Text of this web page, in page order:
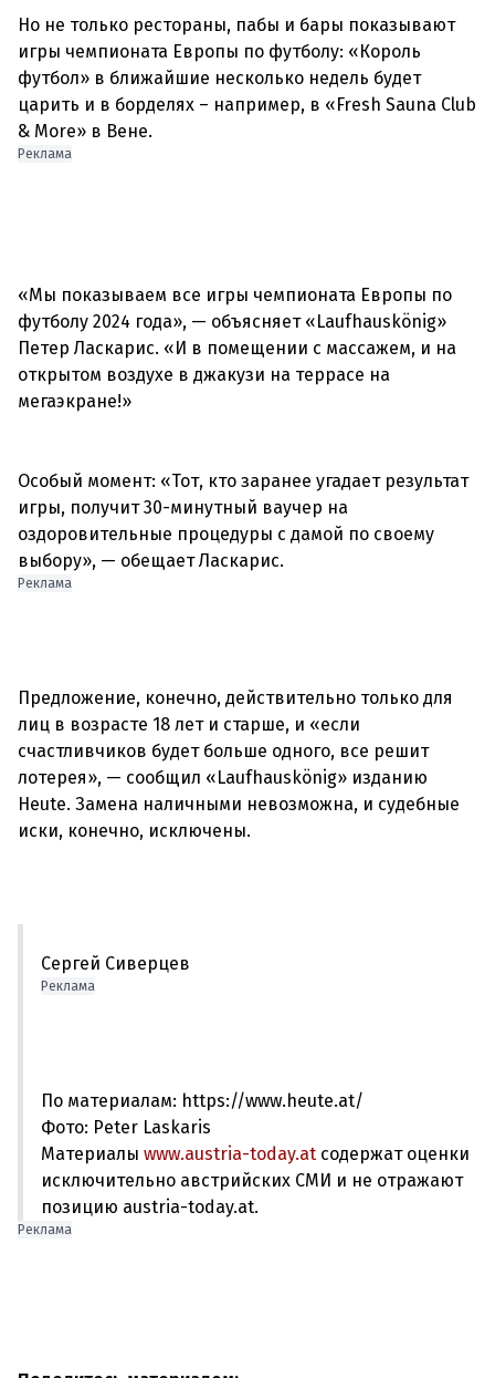
Но не только рестораны, пабы и бары показывают
игры чемпионата Европы по футболу: «Король
футбол» в ближайшие несколько недель будет
царить и в борделях – например, в «Fresh Sauna Club
& More» в Вене.
Реклама
«Мы показываем все игры чемпионата Европы по
футболу 2024 года», — объясняет «Laufhauskönig»
Петер Ласкарис. «И в помещении с массажем, и на
открытом воздухе в джакузи на террасе на
мегаэкране!»
Особый момент: «Тот, кто заранее угадает результат
игры, получит 30-минутный ваучер на
оздоровительные процедуры с дамой по своему
выбору», — обещает Ласкарис.
Реклама
Предложение, конечно, действительно только для
лиц в возрасте 18 лет и старше, и «если
счастливчиков будет больше одного, все решит
лотерея», — сообщил «Laufhauskönig» изданию
Heute. Замена наличными невозможна, и судебные
иски, конечно, исключены.
Сергей Сиверцев
Реклама
По материалам: https://www.heute.at/
Фото: Peter Laskaris
Материалы www.austria-today.at содержат оценки
исключительно австрийских СМИ и не отражают
позицию austria-today.at.
Реклама